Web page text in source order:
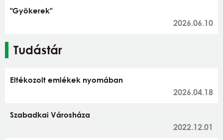
"Gyökerek"
2026.06.10
Tudástár
Eltékozolt emlékek nyomában
2026.04.18
Szabadkai Városháza
2022.12.01